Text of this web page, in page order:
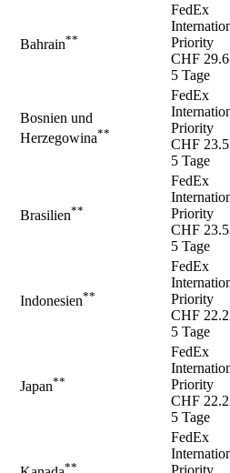
Bahrain**
FedEx
Priority
CHF
5 Tage
Bosnien und
Herzegowina**
FedEx
Priority
CHF
5 Tage
Brasilien**
FedEx
Priority
CHF
5 Tage
Indonesien**
FedEx
Priority
CHF
5 Tage
Japan**
FedEx
Priority
CHF
5 Tage
**
FedEx
Priority